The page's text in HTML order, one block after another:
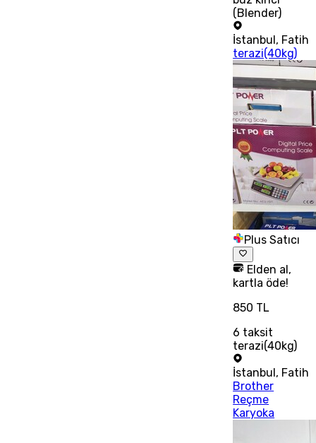
(Blender)
İstanbul, Fatih
terazi(40kg)
Plus Satıcı
Elden al,
kartla öde!
850 TL
6 taksit
terazi(40kg)
İstanbul, Fatih
Brother
Reçme
Karyoka